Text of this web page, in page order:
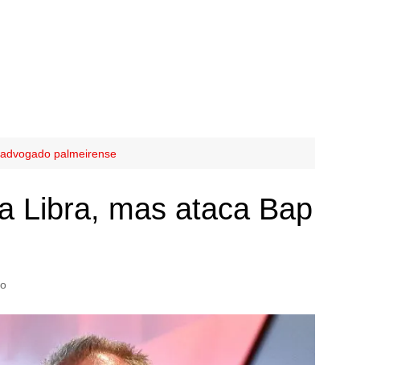
palmeirense
Libra, mas ataca Bap